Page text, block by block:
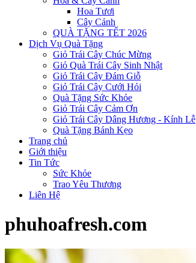
Hoa Tươi
Cây Cảnh
QUÀ TẶNG TẾT 2026
Dịch Vụ Quà Tặng
Giỏ Trái Cây Chúc Mừng
Giỏ Quà Trái Cây Sinh Nhật
Giỏ Trái Cây Đám Giỗ
Giỏ Trái Cây Cưới Hỏi
Quà Tặng Sức Khỏe
Giỏ Trái Cây Cảm Ơn
Giỏ Trái Cây Dâng Hương - Kính Lễ
Quà Tặng Bánh Kẹo
Trang chủ
Giới thiệu
Tin Tức
Sức Khỏe
Trao Yêu Thương
Liên Hệ
phuhoafresh.com